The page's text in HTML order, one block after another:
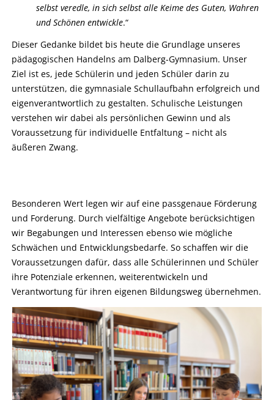
selbst veredle, in sich selbst alle Keime des Guten, Wahren
und Schönen entwickle.“
Dieser Gedanke bildet bis heute die Grundlage unseres
pädagogischen Handelns am Dalberg-Gymnasium. Unser
Ziel ist es, jede Schülerin und jeden Schüler darin zu
unterstützen, die gymnasiale Schullaufbahn erfolgreich und
eigenverantwortlich zu gestalten. Schulische Leistungen
verstehen wir dabei als persönlichen Gewinn und als
Voraussetzung für individuelle Entfaltung – nicht als
äußeren Zwang.
Besonderen Wert legen wir auf eine passgenaue Förderung
und Forderung. Durch vielfältige Angebote berücksichtigen
wir Begabungen und Interessen ebenso wie mögliche
Schwächen und Entwicklungsbedarfe. So schaffen wir die
Voraussetzungen dafür, dass alle Schülerinnen und Schüler
ihre Potenziale erkennen, weiterentwickeln und
Verantwortung für ihren eigenen Bildungsweg übernehmen.